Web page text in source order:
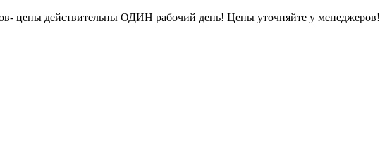
цены действительны ОДИН рабочий день! Цены уточняйте у менеджеров!